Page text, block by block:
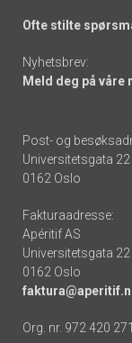
Ofte stilte
Nyhetsbrev:
Meld deg på våre
Post- og
Universitetsgata 22
0162 Oslo
Fakturaadresse:
Apéritif AS
Universitetsgata 22
0162 Oslo
Org. nr. 972 420 271